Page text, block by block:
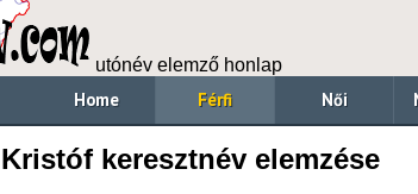
utónév elemző honlap
Home Férfi Női
Kristóf keresztnév elemzése